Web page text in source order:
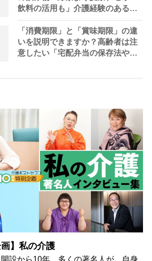
飲料の活用も」介護経験のある社
会福祉士が実践する夏の水分補給
法
「消費期限」と「賞味期限」の違
いを説明できますか？高齢者は注
意したい「宅配弁当の保存法や食
画】私の介護